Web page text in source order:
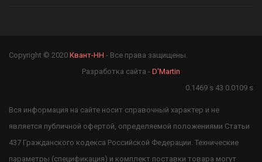
Copyright © 2020 Квант-НН - Все права защищены.
Разработка сайта - D'Martin
0.1469 s 43 0.0109 s
Вся информация на сайте носит справочный характер и не
является публичной офертой, определяемой положениями Статьи
437 Гражданского кодекса Российской Федерации. Технические
параметры (спецификация) и комплект поставки товара могут